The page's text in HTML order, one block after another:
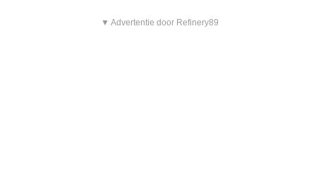
▼ Advertentie door Refinery89